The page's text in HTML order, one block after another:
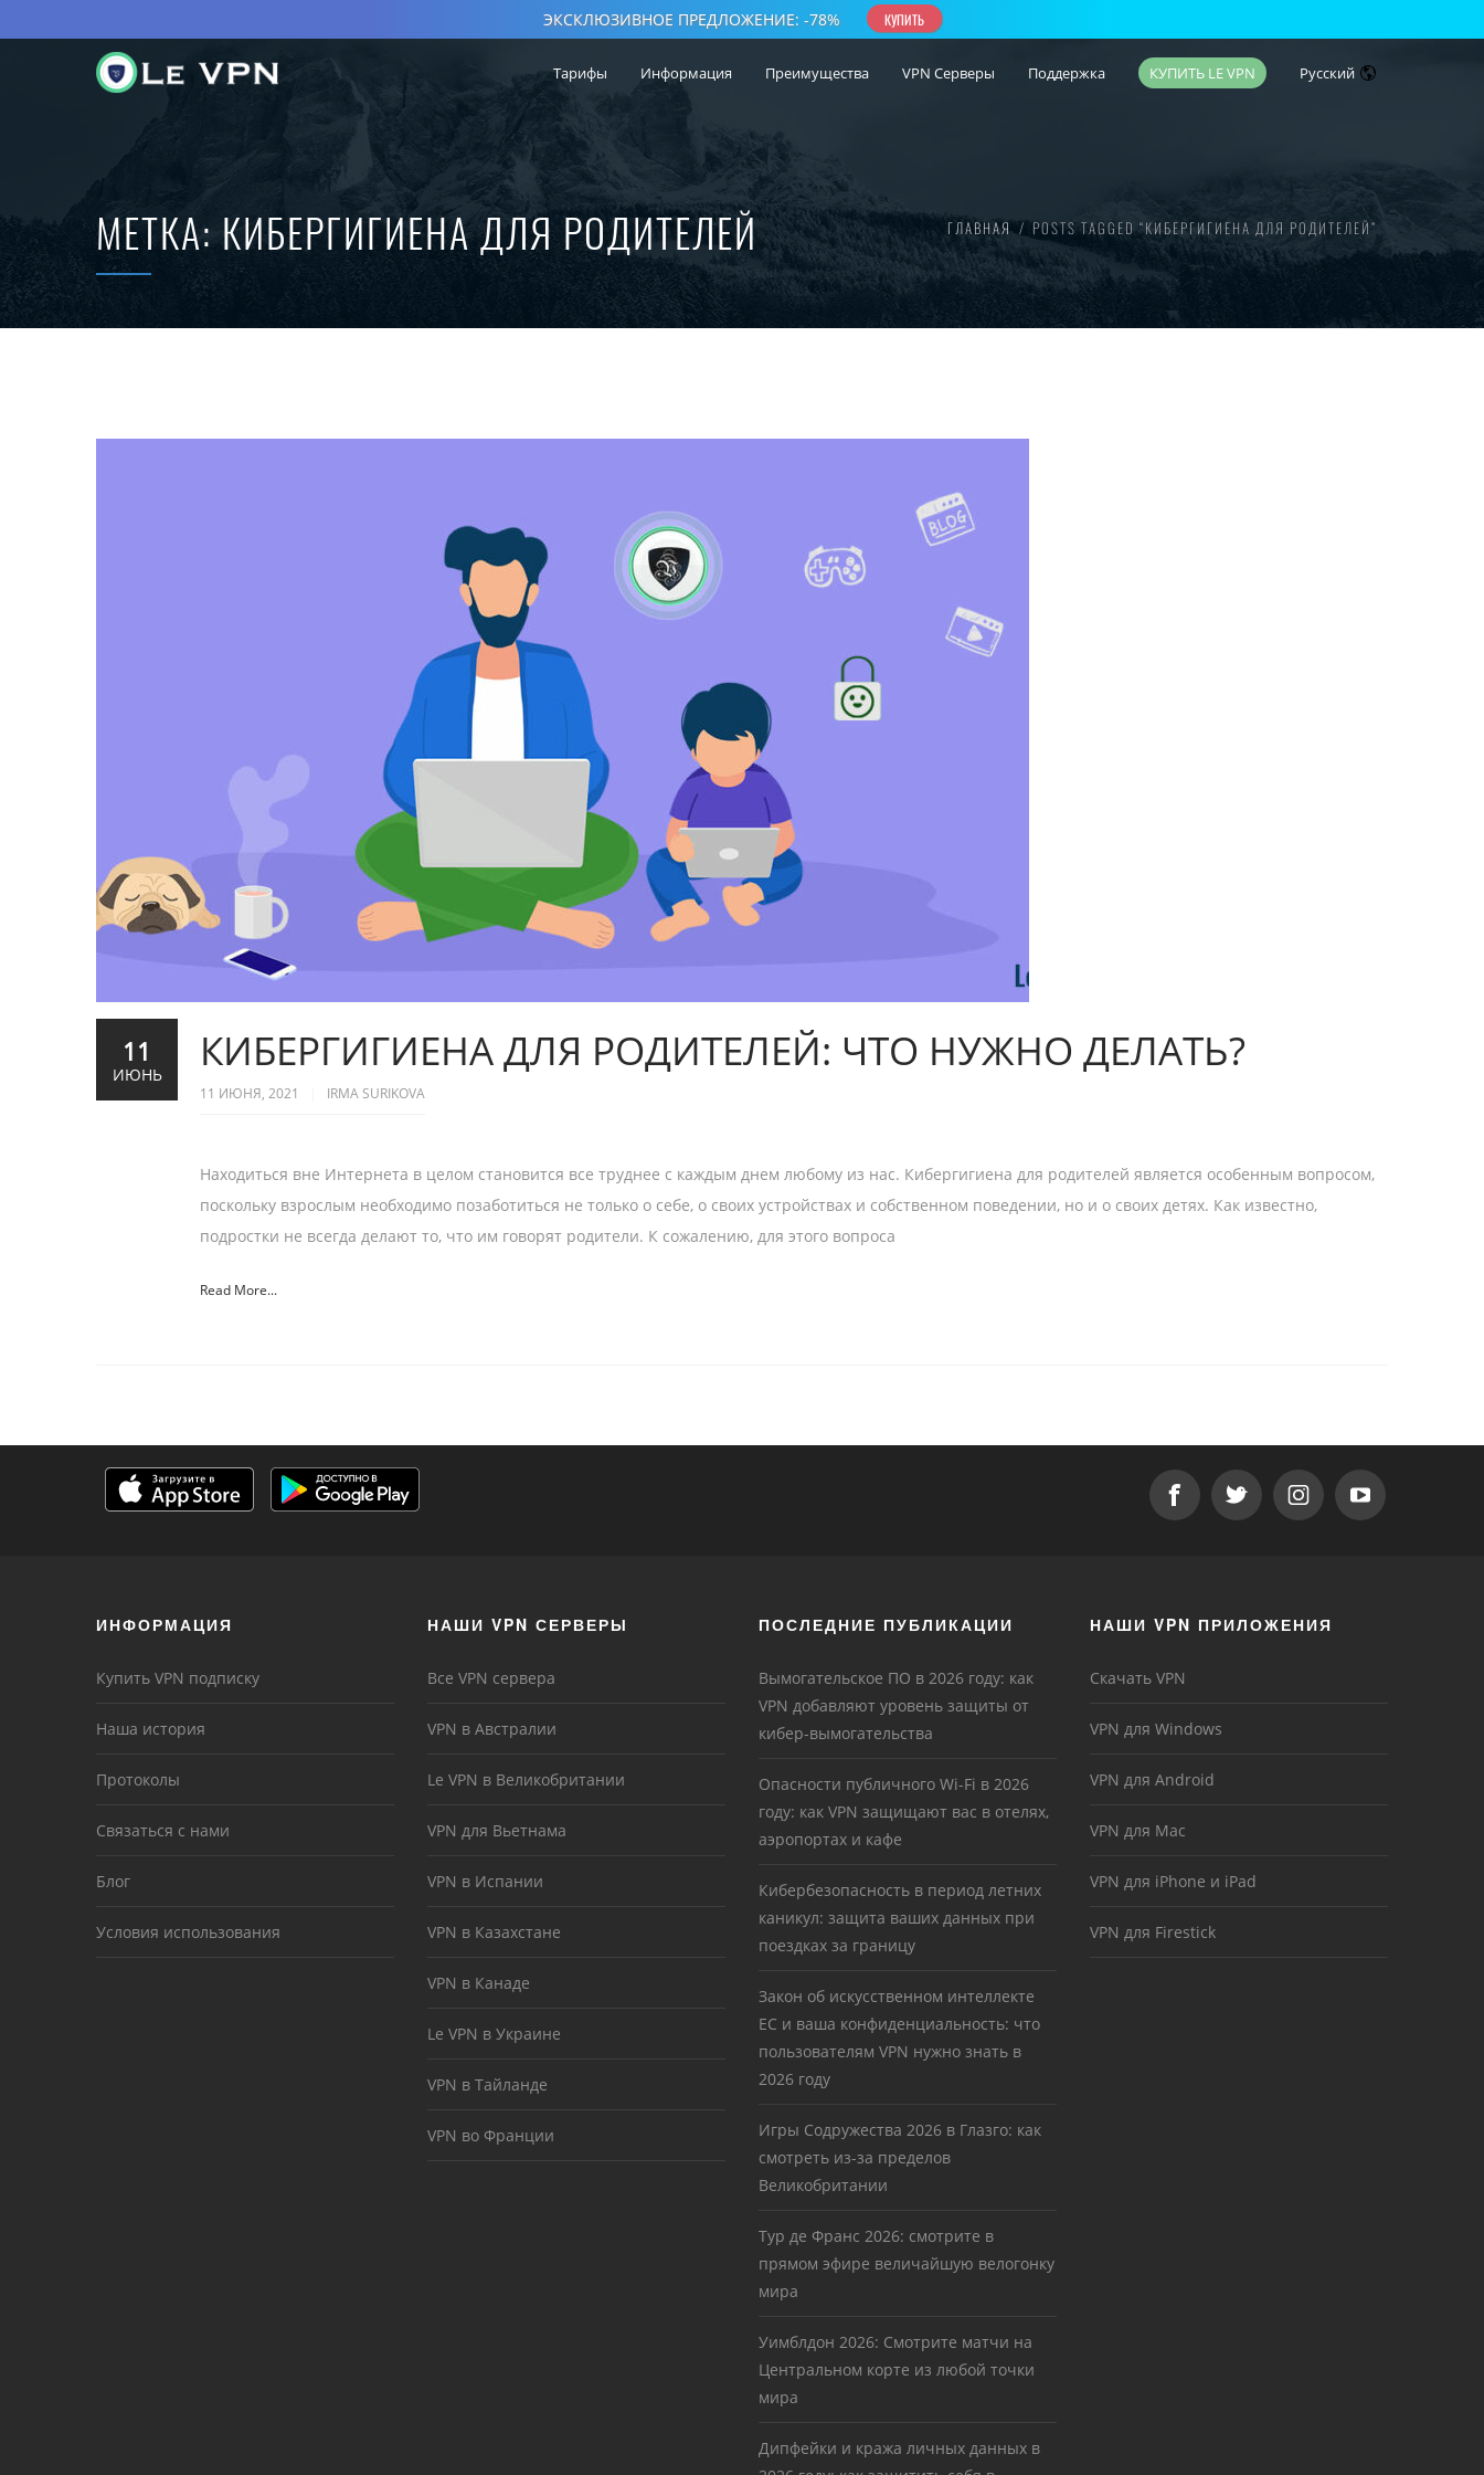
Тарифы Информация Преимущества VPN Серверы Поддержка КУПИТЬ LE VPN Русский
МЕТКА:КИБЕРГИГИЕНА ДЛЯ РОДИТЕЛЕЙ ГЛАВНАЯ POSTS TAGGED “КИБЕРГИГИЕНА ДЛЯ РОДИТЕЛЕЙ”
КИБЕРГИГИЕНА ДЛЯ РОДИТЕЛЕЙ: ЧТО НУЖНО ДЕЛАТЬ?
11 ИЮНЯ, 2021 IRMA SURIKOVA
Находиться вне Интернета в целом становится все труднее с каждым днем любому из нас. Кибергигиена для родителей является особенным вопросом,
поскольку взрослым необходимо позаботиться не только о себе, о своих устройствах и собственном поведении, но и о своих детях. Как известно,
подростки не всегда делают то, что им говорят родители. К сожалению, для этого вопроса
Read More...
11
ИЮНЬ
ИНФОРМАЦИЯ
Купить VPN подписку
Наша история
Протоколы
Связаться с нами
Блог
Условия использования
НАШИ VPN СЕРВЕРЫ
Все VPN сервера
VPN в Австралии
Le VPN в Великобритании
VPN для Вьетнама
VPN в Испании
VPN в Казахстане
VPN в Канаде
Le VPN в Украине
VPN в Тайланде
VPN во Франции
ПОСЛЕДНИЕ ПУБЛИКАЦИИ
Вымогательское ПО в 2026 году: как
VPN добавляют уровень защиты от
кибер-вымогательства
Опасности публичного Wi-Fi в 2026
году: как VPN защищают вас в отелях,
аэропортах и кафе
Кибербезопасность в период летних
каникул: защита ваших данных при
поездках за границу
Закон об искусственном интеллекте
ЕС и ваша конфиденциальность: что
пользователям VPN нужно знать в
2026 году
Игры Содружества 2026 в Глазго: как
смотреть из-за пределов
Великобритании
Тур де Франс 2026: смотрите в
прямом эфире величайшую велогонку
мира
Уимблдон 2026: Смотрите матчи на
Центральном корте из любой точки
мира
Дипфейки и кража личных данных в
НАШИ VPN ПРИЛОЖЕНИЯ
Скачать VPN
VPN для Windows
VPN для Android
VPN для Mac
VPN для iPhone и iPad
VPN для Firestick